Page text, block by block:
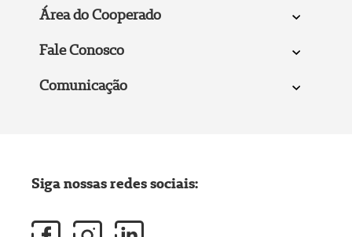
Área do Cooperado
Fale Conosco
Comunicação
Siga nossas redes sociais: